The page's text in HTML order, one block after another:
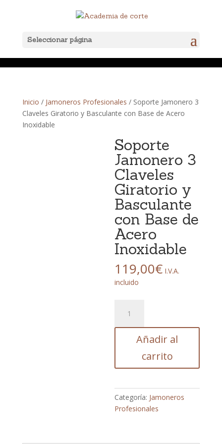
Seleccionar página
Inicio / Jamoneros Profesionales / Soporte Jamonero 3
Claveles Giratorio y Basculante con Base de Acero
Inoxidable
Soporte
Jamonero 3
Claveles
Giratorio y
Basculante
con Base de
Acero
Inoxidable
119,00€ I.V.A.
incluido
Jamonero
3
Claveles
Base
de
cantidad
Añadir al
carrito
Categoría: Jamoneros
Profesionales